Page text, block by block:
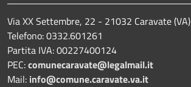
Via XX Settembre, 22 - 21032 Caravate (VA)
Telefono: 0332.601261
Partita IVA: 00227400124
PEC:comunecaravate@legalmail.it
Mail: info@comune.caravate.va.it